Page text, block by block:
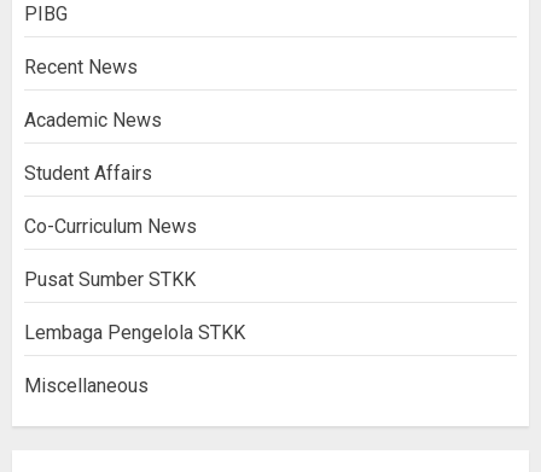
PIBG
Recent News
Academic News
Student Affairs
Co-Curriculum News
Pusat Sumber STKK
Lembaga Pengelola STKK
Miscellaneous